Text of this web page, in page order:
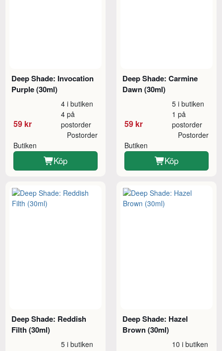
Deep Shade: Invocation
Purple (30ml)
59 kr
4 i butiken
4 på
postorder
Butiken
Postorder
Köp
Deep Shade: Carmine
Dawn (30ml)
59 kr
5 i butiken
1 på
postorder
Butiken
Postorder
Köp
Deep Shade: Reddish
Filth (30ml)
5 i butiken
Deep Shade: Hazel
Brown (30ml)
10 i butiken